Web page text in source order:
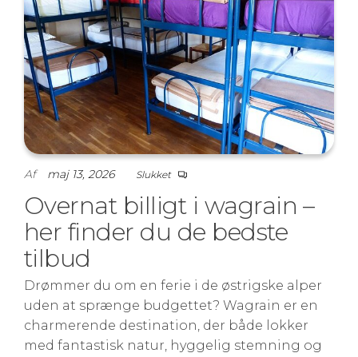
Af maj 13, 2026 Slukket
Overnat billigt i wagrain –
her finder du de bedste
tilbud
Drømmer du om en ferie i de østrigske alper
uden at sprænge budgettet? Wagrain er en
charmerende destination, der både lokker
med fantastisk natur, hyggelig stemning og